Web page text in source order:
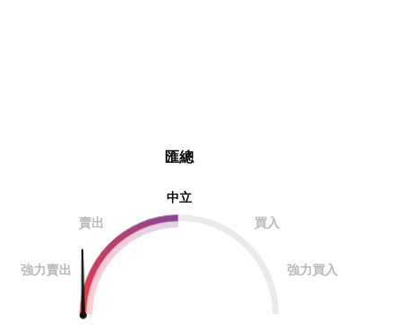
匯總
中立
賣出
買入
強力賣出 強力買入